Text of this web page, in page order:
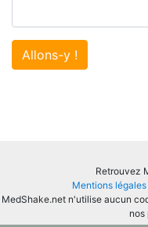
Allons-y !
Retrouvez
Mentions légales
MedShake.net n'utilise aucun
nos